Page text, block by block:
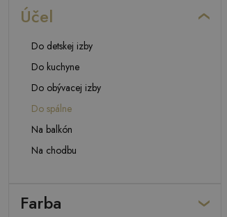
Účel
Do detskej izby
Do kuchyne
Do obývacej izby
Do spálne
Na balkón
Na chodbu
Farba